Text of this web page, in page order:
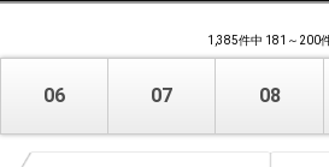
1,385件中 181～200
06 07 08